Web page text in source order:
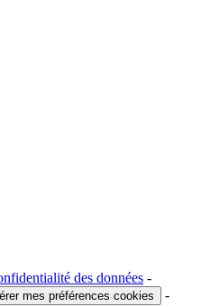
des données -
mes préférences cookies
-